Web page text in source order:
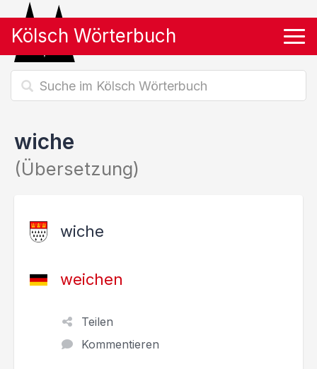
Kölsch Wörterbuch
wiche
(Übersetzung)
wiche
weichen
Teilen
Kommentieren